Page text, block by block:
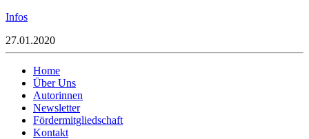
Infos
27.01.2020
Home
Über Uns
Autorinnen
Newsletter
Fördermitgliedschaft
Kontakt